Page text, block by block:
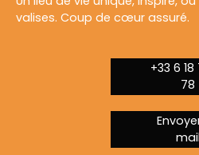
valises. Coup de cœur assuré.
+33 6 18
78
mail